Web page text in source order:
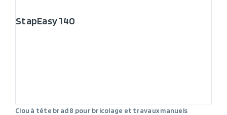
StapEasy 140
Clou à tête brad 8 pour bricolage et travaux manuels